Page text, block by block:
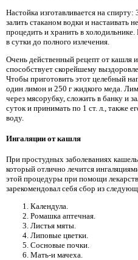
Настойка изготавливается на
залить стаканом водки и настаивать
процедить и хранить в
в сутки до полного излечения.
Очень действенный рецепт от кашля
способствует скорейшему
Чтобы приготовить этот целебный
один лимон и 250 г жидкого меда.
через мясорубку, сложить в банку и
суток и принимать по 1 ст. л., также
воду.
Ингаляции от кашля
При простудных заболеваниях
который отлично лечится
этой процедуры при помощи
зарекомендовал себя сбор из
Календула.
Ромашка аптечная.
Листья мяты.
Липовые цветки.
Сосновые почки.
Мать-и мачеха.